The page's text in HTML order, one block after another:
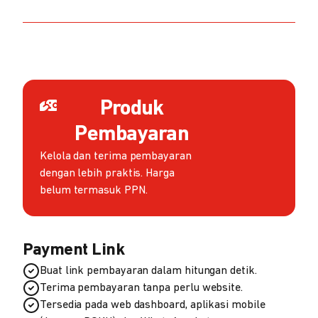
Produk
Pembayaran
Kelola dan terima pembayaran
dengan lebih praktis. Harga
belum termasuk PPN.
Payment Link
Buat link pembayaran dalam hitungan detik.
Terima pembayaran tanpa perlu website.
Tersedia pada web dashboard, aplikasi mobile